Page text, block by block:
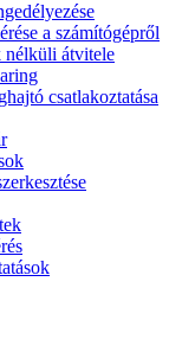
a számítógépről
nélküli átvitele
csatlakoztatása